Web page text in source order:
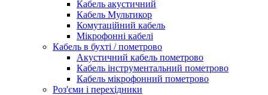
Кабель акустичний
Кабель Мультикор
Комутаційний кабель
Мікрофонні кабелі
Кабель в бухті / пометрово
Акустичний кабель пометрово
Кабель інструментальний пометрово
Кабель мікрофонний пометрово
Роз'єми і перехідники